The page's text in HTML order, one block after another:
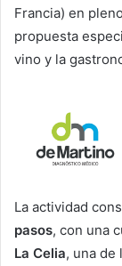
Francia) en
propuesta
vino y la
La actividad
pasos, con una
La Celia, una de